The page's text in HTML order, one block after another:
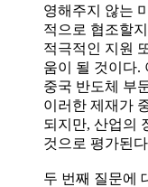
영해주지 않는
적으로 협조할
적극적인 지원
움이 될 것이다.
중국 반도체 부
이러한 제재가
되지만, 산업의
것으로 평가된
두 번째 질문에